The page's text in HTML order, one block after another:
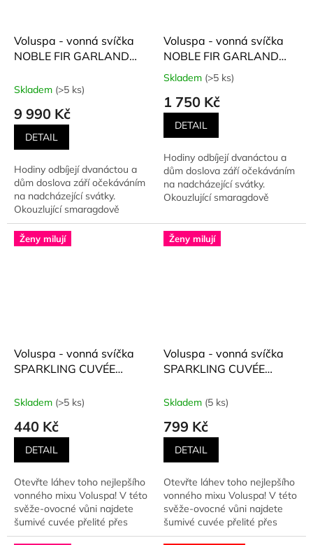
Voluspa - vonná svíčka
NOBLE FIR GARLAND
girlanda) 3500 g
Skladem (>5 ks)
9 990 Kč
DETAIL
Hodiny odbíjejí dvanáctou a
dům doslova září očekáváním
na nadcházející svátky.
Okouzlující smaragdově
zelená a svěží rozmarýnová...
Voluspa - vonná svíčka
NOBLE FIR GARLAND
(Vznešená jedlová
girlanda) 510 g
Průměrné
produktu
5,0
5
hvězdiček.
Skladem (>5 ks)
1 750 Kč
DETAIL
Hodiny odbíjejí dvanáctou a
dům doslova září očekáváním
na nadcházející svátky.
Okouzlující smaragdově
Ženy milují
Voluspa - vonná svíčka
SPARKLING CUVÉE
Skladem (>5 ks)
440 Kč
DETAIL
Otevřte láhev toho nejlepšího
vonného mixu Voluspa! V této
svěže-ovocné vůni najdete
šumivé cuvée přelité přes
plátky šťavnatého...
Ženy milují
Voluspa - vonná svíčka
SPARKLING CUVÉE
Skladem (5 ks)
799 Kč
DETAIL
Otevřte láhev toho nejlepšího
vonného mixu Voluspa! V této
svěže-ovocné vůni najdete
šumivé cuvée přelité přes
plátky šťavnatého...